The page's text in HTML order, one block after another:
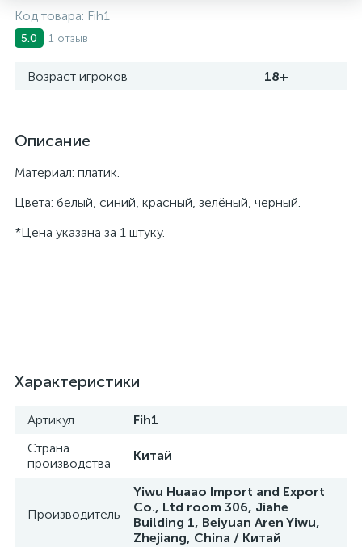
Код товара: Fih1
5.0 1 отзыв
Возраст игроков 18+
Описание
Материал: платик.
Цвета: белый, синий, красный, зелёный, черный.
*Цена указана за 1 штуку.
Характеристики
Артикул
Fih1
Страна
производства
Китай
Производитель
Yiwu Huaao Import and Export
Co., Ltd room 306, Jiahe
Building 1, Beiyuan Aren Yiwu,
Zhejiang, China / Китай